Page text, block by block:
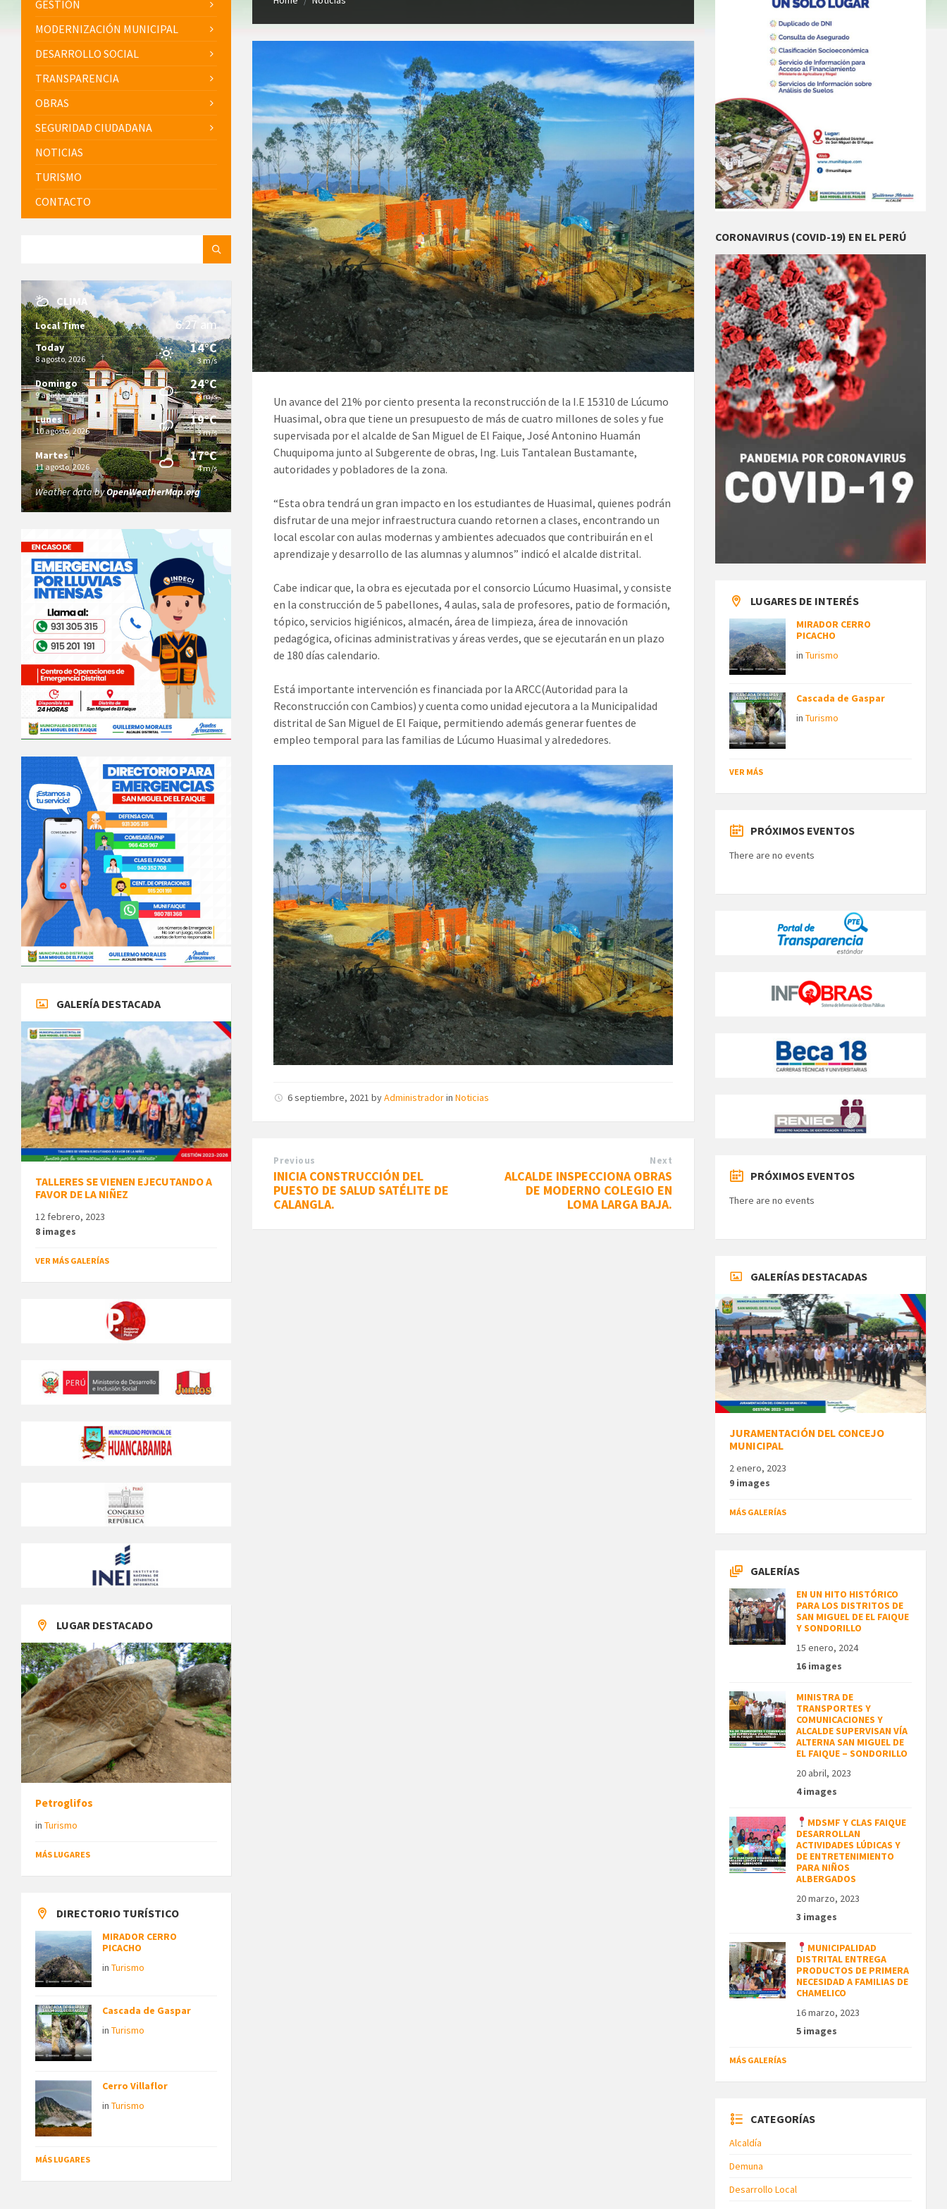
Un avance del 21% por ciento presenta la reconstrucción de la I.E 15310 de Lúcumo
Huasimal, obra que tiene un presupuesto de más de cuatro millones de soles y fue
supervisada por el alcalde de San Miguel de El Faique, José Antonino Huamán
Chuquipoma junto al Subgerente de obras, Ing. Luis Tantalean Bustamante,
autoridades y pobladores de la zona.
“Esta obra tendrá un gran impacto en los estudiantes de Huasimal, quienes podrán
disfrutar de una mejor infraestructura cuando retornen a clases, encontrando un
local escolar con aulas modernas y ambientes adecuados que contribuirán en el
aprendizaje y desarrollo de las alumnas y alumnos” indicó el alcalde distrital.
Cabe indicar que, la obra es ejecutada por el consorcio Lúcumo Huasimal, y consiste
en la construcción de 5 pabellones, 4 aulas, sala de profesores, patio de formación,
tópico, servicios higiénicos, almacén, área de limpieza, área de innovación
pedagógica, oficinas administrativas y áreas verdes, que se ejecutarán en un plazo
de 180 días calendario.
Está importante intervención es financiada por la ARCC(Autoridad para la
Reconstrucción con Cambios) y cuenta como unidad ejecutora a la Municipalidad
distrital de San Miguel de El Faique, permitiendo además generar fuentes de
empleo temporal para las familias de Lúcumo Huasimal y alrededores.
6 septiembre, 2021byAdministradorinNoticias
Previous
INICIA CONSTRUCCIÓN DEL
PUESTO DE SALUD SATÉLITE DE
CALANGLA.
Next
ALCALDE INSPECCIONA OBRAS
DE MODERNO COLEGIO EN
LOMA LARGA BAJA.
GESTIÓN
MODERNIZACIÓN MUNICIPAL
DESARROLLO SOCIAL
TRANSPARENCIA
OBRAS
SEGURIDAD CIUDADANA
NOTICIAS
TURISMO
CONTACTO
CLIMA
Local Time 6:27 am
Today
8 agosto, 2026
14°C
3 m/s
Domingo
9 agosto, 2026
24°C
3 m/s
Lunes
10 agosto, 2026
19°C
3 m/s
Martes
11 agosto, 2026
17°C
4 m/s
Weather data byOpenWeatherMap.org
GALERÍA DESTACADA
TALLERES SE VIENEN EJECUTANDO A
FAVOR DE LA NIÑEZ
12 febrero, 2023
8 images
VER MÁS GALERÍAS
LUGAR DESTACADO
Petroglifos
in Turismo
MÁS LUGARES
DIRECTORIO TURÍSTICO
MIRADOR CERRO
PICACHO
in Turismo
Cascada de Gaspar
in Turismo
Cerro Villaflor
in Turismo
MÁS LUGARES
CORONAVIRUS (COVID-19) EN EL PERÚ
LUGARES DE INTERÉS
MIRADOR CERRO
PICACHO
inTurismo
Cascada de Gaspar
inTurismo
VER MÁS
PRÓXIMOS EVENTOS
There are no events
PRÓXIMOS EVENTOS
There are no events
GALERÍAS DESTACADAS
JURAMENTACIÓN DEL CONCEJO
MUNICIPAL
2 enero, 2023
9 images
MÁS GALERÍAS
GALERÍAS
EN UN HITO HISTÓRICO
PARA LOS DISTRITOS DE
SAN MIGUEL DE EL FAIQUE
Y SONDORILLO
15 enero, 2024
16 images
MINISTRA DE
TRANSPORTES Y
COMUNICACIONES Y
ALCALDE SUPERVISAN VÍA
ALTERNA SAN MIGUEL DE
EL FAIQUE – SONDORILLO
20 abril, 2023
4 images
MDSMF Y CLAS FAIQUE
DESARROLLAN
ACTIVIDADES LÚDICAS Y
DE ENTRETENIMIENTO
PARA NIÑOS
ALBERGADOS
20 marzo, 2023
3 images
MUNICIPALIDAD
DISTRITAL ENTREGA
PRODUCTOS DE PRIMERA
NECESIDAD A FAMILIAS DE
CHAMELICO
16 marzo, 2023
5 images
MÁS GALERÍAS
CATEGORÍAS
Alcaldía
Demuna
Desarrollo Local